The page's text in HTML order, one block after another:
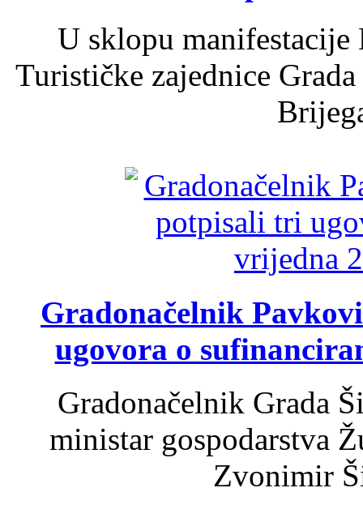
U sklopu
Turističke zajednice
Gradonačelnik
ugovora o
Gradonačelnik Grada
ministar gospodarstva
Zvonimir